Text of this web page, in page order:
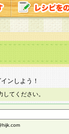
ンしよう！
てください。